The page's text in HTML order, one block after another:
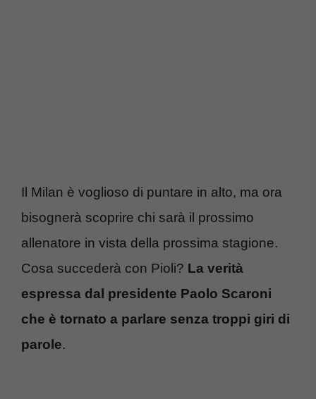
Il Milan è voglioso di puntare in alto, ma ora
bisognerà scoprire chi sarà il prossimo
allenatore in vista della prossima stagione.
Cosa succederà con Pioli? La verità
espressa dal presidente Paolo Scaroni
che è tornato a parlare senza troppi giri di
parole.